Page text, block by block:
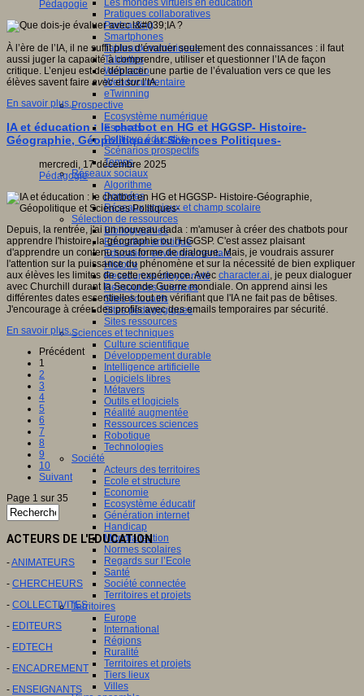
Les mondes virtuels en éducation
Pratiques collaboratives
Podcasting
Smartphones
Tableaux numériques
Tablettes
Web radio
Webdocumentaire
eTwinning
Prospective
Ecosystème numérique
Espaces
Politique éducative
Scénarios prospectifs
Temps
Réseaux sociaux
Algorithme
Données
Réseaux sociaux et champ scolaire
Sélection de ressources
Bibliographies
Education artistique
Education environnementale
Histoire
Ressources citoyenneté
Ressources sciences
Sites éducatifs
Sites pédagogiques
Sites ressources
Sciences et techniques
Culture scientifique
Développement durable
Intelligence artificielle
Logiciels libres
Métavers
Outils et logiciels
Réalité augmentée
Ressources sciences
Robotique
Technologies
Société
Acteurs des territoires
Ecole et structure
Economie
Ecosystème éducatif
Génération internet
Handicap
Mondialisation
Normes scolaires
Regards sur l’Ecole
Santé
Société connectée
Territoires et projets
Territoires
Europe
International
Régions
Ruralité
Territoires et projets
Tiers lieux
Villes
Pédagogie
À l’ère de l’IA, il ne suffit plus d’évaluer seulement des connaissances : il faut
aussi juger la capacité à comprendre, utiliser et questionner l’IA de façon
critique. L’enjeu est de déplacer une partie de l’évaluation vers ce que les
élèves savent faire avecetsurl’IA.
En savoir plus...
IA et éducation : le chatbot en HG et HGGSP- Histoire-
Géographie, Géopolitique et Sciences Politiques-
mercredi, 17 décembre 2025
Pédagogie
Depuis, la rentrée, j'ai un nouveau dada : m'amuser à créer des chatbots pour
apprendre l'histoire, la géographie ou l'HGGSP. C'est assez plaisant
d'apprendre un contenu sous forme de dialogue. Mais, je voudrais assurer
l'attention sur la puissance du phénomène et sur la nécessité de bien expliquer
aux élèves les limites de cette expérience. Avec character.ai , je peux dialoguer
avec Churchill durant la Seconde Guerre mondiale. On apprend ainsi les
différentes dates essentielles tout en vérifiant que l'IA ne fait pas de bêtises.
J'encourage à créer des profils avec des emails temporaires par sécurité.
En savoir plus...
Précédent
1
2
3
4
5
6
7
8
9
10
Suivant
Page 1 sur 35
ACTEURS DE L'EDUCATION
-ANIMATEURS
- CHERCHEURS
- COLLECTIVITES
- EDITEURS
- EDTECH
- ENCADREMENT
- ENSEIGNANTS